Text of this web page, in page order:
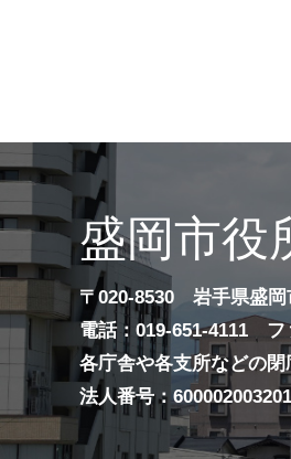
盛岡市役
〒020-8530 岩手県盛
電話：019-651-4111 フ
各庁舎や各支所などの
法人番号：